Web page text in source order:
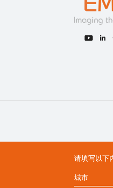
请填写以下